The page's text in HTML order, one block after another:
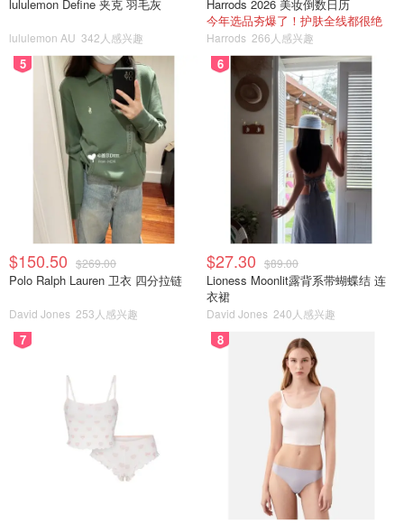
lululemon Define 夹克 羽毛灰
lululemon AU 342人感兴趣
Harrods 2026 美妆倒数日历
今年选品夯爆了！护肤全线都很绝
Harrods 266人感兴趣
5
$150.50 $269.00
Polo Ralph Lauren 卫衣 四分拉链
David Jones 253人感兴趣
6
$27.30 $89.00
Lioness Moonlit露背系带蝴蝶结 连
衣裙
David Jones 240人感兴趣
7 8